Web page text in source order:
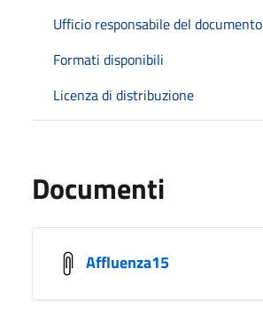
Ufficio responsabile del documento
Formati disponibili
Licenza di distribuzione
Documenti
Affluenza15